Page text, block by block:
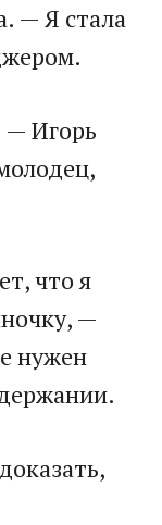
— Я стала
— Игорь
что я
—
нужен